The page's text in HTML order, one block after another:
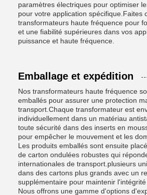
paramètres électriques pour optimiser
pour votre application spécifique.Faites
transformateurs haute fréquence pour
et une fiabilité supérieures dans vos
puissance et haute fréquence.
Emballage et expédition
Nos transformateurs haute fréquence
emballés pour assurer une protection
transport.Chaque transformateur est
individuellement dans un matériau
toute sécurité dans des inserts en
pour empêcher le mouvement et les
Les produits emballés sont ensuite
de carton ondulées robustes qui
internationales de transport.plusieurs
dans des cartons plus grands avec un
supplémentaire pour maintenir l'intégrité
Nous offrons une gamme d'options